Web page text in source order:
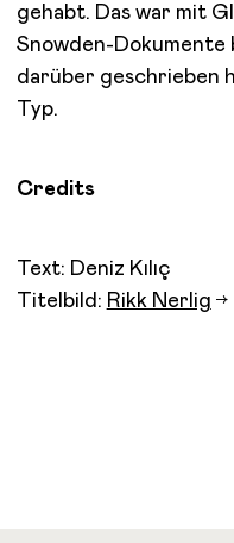
gehabt. Das war mit
Snowden-Dokumente
darüber geschrieben
Typ.
Credits
Text: Deniz Kılıç
Titelbild: Rikk Nerlig